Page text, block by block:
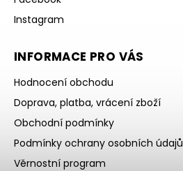
Instagram
INFORMACE PRO VÁS
Hodnocení obchodu
Doprava, platba, vrácení zboží
Obchodní podmínky
Podmínky ochrany osobních údajů
Věrnostní program